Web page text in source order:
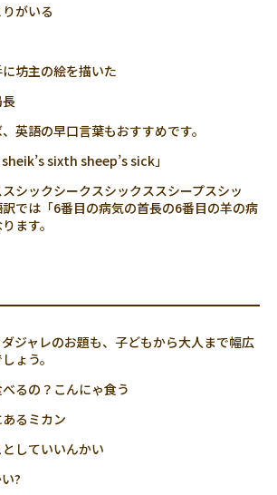
がいる
坊主の絵を描いた
長
英語の早口言葉もおすすめです。
sixth sheep’s sick」
シックシークスシックススシープスシッ
では「6番目の病気の首長の6番目の羊の病
ます。
ジャレのお題も、子どもから大人まで幅広
ょう。
るの？こんにゃ食う
るミカン
していいんかい
?